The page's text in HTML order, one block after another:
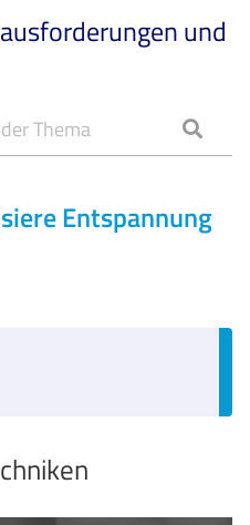
und
Entspannung